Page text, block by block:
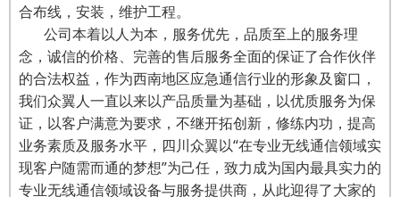
合布线，安装，维护工程。
公司本着以人为本，服务优先，品质至上的服务理
念，诚信的价格、完善的售后服务全面的保证了合作伙伴
的合法权益，作为西南地区应急通信行业的形象及窗口，
我们众翼人一直以来以产品质量为基础，以优质服务为保
证，以客户满意为要求，不继开拓创新，修练内功，提高
业务素质及服务水平，四川众翼以“在专业无线通信领域实
现客户随需而通的梦想”为己任，致力成为国内最具实力的
专业无线通信领域设备与服务提供商，从此迎得了大家的